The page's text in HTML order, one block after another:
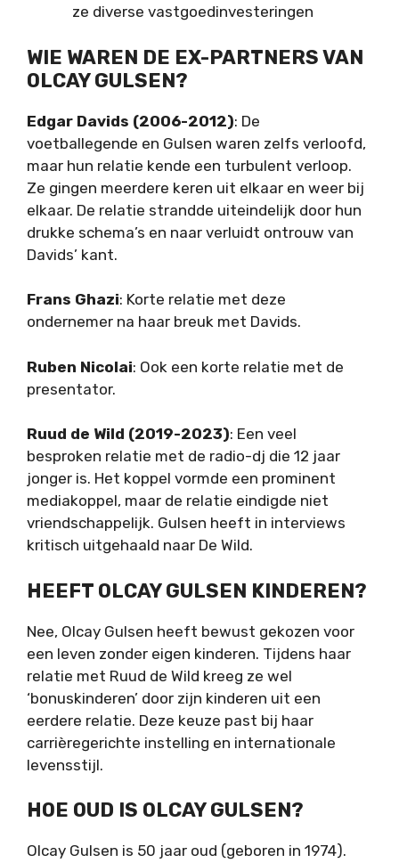
ze diverse vastgoedinvesteringen
WIE WAREN DE EX-PARTNERS VAN
OLCAY GULSEN?
Edgar Davids (2006-2012): De
voetballegende en Gulsen waren zelfs verloofd,
maar hun relatie kende een turbulent verloop.
Ze gingen meerdere keren uit elkaar en weer bij
elkaar. De relatie strandde uiteindelijk door hun
drukke schema’s en naar verluidt ontrouw van
Davids’ kant.
Frans Ghazi: Korte relatie met deze
ondernemer na haar breuk met Davids.
Ruben Nicolai: Ook een korte relatie met de
presentator.
Ruud de Wild (2019-2023): Een veel
besproken relatie met de radio-dj die 12 jaar
jonger is. Het koppel vormde een prominent
mediakoppel, maar de relatie eindigde niet
vriendschappelijk. Gulsen heeft in interviews
kritisch uitgehaald naar De Wild.
HEEFT OLCAY GULSEN KINDEREN?
Nee, Olcay Gulsen heeft bewust gekozen voor
een leven zonder eigen kinderen. Tijdens haar
relatie met Ruud de Wild kreeg ze wel
‘bonuskinderen’ door zijn kinderen uit een
eerdere relatie. Deze keuze past bij haar
carrièregerichte instelling en internationale
levensstijl.
HOE OUD IS OLCAY GULSEN?
Olcay Gulsen is 50 jaar oud (geboren in 1974).